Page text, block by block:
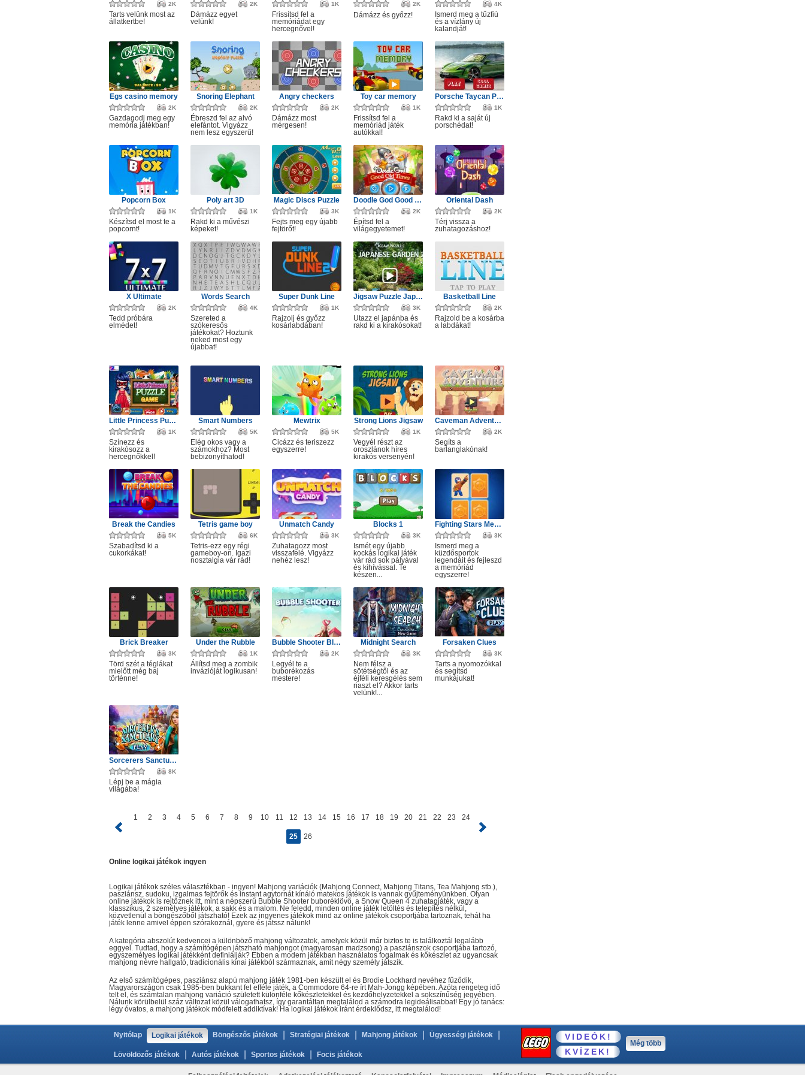
2K
Tarts velünk most az
állatkertbe!
2K
Dámázz egyet
velünk!
1K
Frissítsd fel a
memóriádat egy
hercegnővel!
2K
Dámázz és győzz!
4K
Ismerd meg a tűzfiú
és a vízlány új
kalandját!
Egs casino memory
2K
Gazdagodj meg egy
memória játékban!
Snoring Elephant
2K
Ébreszd fel az alvó
elefántot. Vigyázz
nem lesz egyszerű!
Angry checkers
2K
Dámázz most
mérgesen!
Toy car memory
1K
Frissítsd fel a
memóriád játék
autókkal!
Porsche Taycan Puzzle
1K
Rakd ki a saját új
porschédat!
Popcorn Box
1K
Készítsd el most te a
popcornt!
Poly art 3D
1K
Rakd ki a művészi
képeket!
Magic Discs Puzzle
3K
Fejts meg egy újabb
fejtörőt!
Doodle God Good Old Times
2K
Építsd fel a
világegyetemet!
Oriental Dash
2K
Térj vissza a
zuhatagozáshoz!
X Ultimate
2K
Tedd próbára
elmédet!
Words Search
4K
Szereted a
szókeresős
játékokat? Hoztunk
neked most egy
újabbat!
Super Dunk Line
1K
Rajzolj és győzz
kosárlabdában!
Jigsaw Puzzle Japanese Garden
3K
Utazz el japánba és
rakd ki a kirakósokat!
Basketball Line
2K
Rajzold be a kosárba
a labdákat!
Little Princess Puzzle Game
1K
Színezz és
kirakósozz a
hercegnőkkel!
Smart Numbers
5K
Elég okos vagy a
számokhoz? Most
bebizonyíthatod!
Mewtrix
5K
Cicázz és teriszezz
egyszerre!
Strong Lions Jigsaw
1K
Vegyél részt az
oroszlánok híres
kirakós versenyén!
Caveman Adventure
2K
Segíts a
barlanglakónak!
Break the Candies
5K
Szabadítsd ki a
cukorkákat!
Tetris game boy
6K
Tetris-ezz egy régi
gameboy-on. Igazi
nosztalgia vár rád!
Unmatch Candy
3K
Zuhatagozz most
visszafelé. Vigyázz
nehéz lesz!
Blocks 1
3K
Ismét egy újabb
kockás logikai játék
vár rád sok pályával
és kihívással. Te
készen...
Fighting Stars Memory
3K
Ismerd meg a
küzdősportok
legendáit és fejleszd
a memóriád
egyszerre!
Brick Breaker
3K
Törd szét a téglákat
mielőtt még baj
történne!
Under the Rubble
1K
Állítsd meg a zombik
invázióját logikusan!
Bubble Shooter Blast Master
2K
Legyél te a
buborékozás
mestere!
Midnight Search
3K
Nem félsz a
sötétségtől és az
éjféli keresgélés sem
riaszt el? Akkor tarts
velünk!...
Forsaken Clues
3K
Tarts a nyomozókkal
és segítsd
munkájukat!
Sorcerers Sanctuary
8K
Lépj be a mágia
világába!
1 2 3 4 5 6 7 8 9 10 11 12 13 14 15 16 17 18 19 20 21 22 23 24
25 26
Online logikai játékok ingyen
Logikai játékok széles választékban - ingyen! Mahjong variációk (Mahjong Connect, Mahjong Titans, Tea Mahjong stb.),
pasziánsz, sudoku, izgalmas fejtörők és instant agytornát kínáló matekos játékok is vannak gyűjteményünkben. Olyan
online játékok is rejtőznek itt, mint a népszerű Bubble Shooter buboréklövő, a Snow Queen 4 zuhatagjáték, vagy a
klasszikus, 2 személyes játékok, a sakk és a malom. Ne feledd, minden online játék letöltés és telepítés nélkül,
közvetlenül a böngészőből játszható! Ezek az ingyenes játékok mind az online játékok csoportjába tartoznak, tehát ha
játék lenne amivel éppen szórakoznál, gyere és játssz nálunk!
A kategória abszolút kedvencei a különböző mahjong változatok, amelyek közül már biztos te is találkoztál legalább
eggyel. Tudtad, hogy a számítógépen játszható mahjongot (magyarosan madzsong) a pasziánszok csoportjába tartozó,
egyszemélyes logikai játékként definiálják? Ebben a modern játékban használatos fogalmak és kőkészlet az ugyancsak
mahjong névre hallgató, tradicionális kínai játékból származnak, amit négy személy játszik.
Az első számítógépes, pasziánsz alapú mahjong játék 1981-ben készült el és Brodie Lockhard nevéhez fűződik,
Magyarországon csak 1985-ben bukkant fel efféle játék, a Commodore 64-re írt Mah-Jongg képében. Azóta rengeteg idő
telt el, és számtalan mahjong variáció született különféle kőkészletekkel és kezdőhelyzetekkel a sokszínűség jegyében.
Nálunk körülbelül száz változat közül válogathatsz, így garantáltan megtalálod a számodra legideálisabbat! Egy jó tanács:
légy óvatos, a mahjong játékok módfelett addiktívak! Ha logikai játékok iránt érdeklődsz, itt megtalálod!
Nyitólap Logikai játékok Böngészős játékok Stratégiai játékok Mahjong játékok Ügyességi játékok
Lövöldözős játékok Autós játékok Sportos játékok Focis játékok
VIDEÓK!
KVÍZEK!
Még több